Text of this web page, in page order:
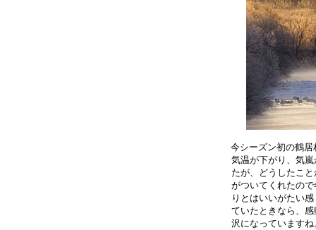
今シーズン初の鶴
気温が下がり、気
たが、どうしたこ
がついてくれたの
りとはいいがたい
ていたときなら、
沢になっています